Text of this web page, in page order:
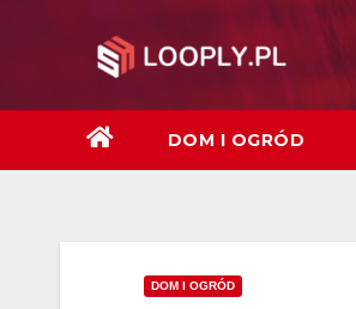
DOM I OGRÓD
DOM I OGRÓD